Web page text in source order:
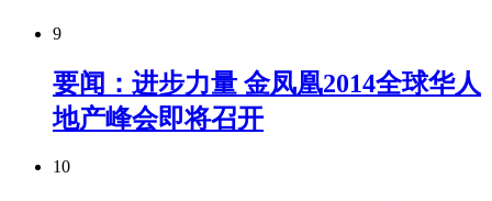
9
要闻：进步力量 金凤凰2014全球华人
地产峰会即将召开
10